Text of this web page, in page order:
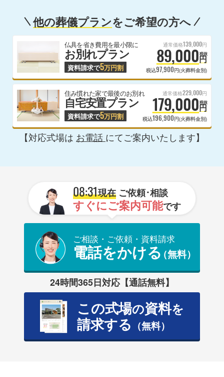
他の葬儀プランをご希望の方へ
仏具を省き費用を最小限に
お別れプラン
資料請求で5万円割
通常価格139,000円
89,000円
税抜
税込97,900円(火葬料金別)
住み慣れた家で最後のお別れ
自宅安置プラン
資料請求で5万円割
通常価格229,000円
179,000円
税抜
税込196,900円(火葬料金別)
【対応式場は お電話 にてご案内いたします】
08:31現在ご依頼･相談
すぐにご案内可能です
ご相談・ご依頼・資料請求
電話をかける（無料）
24時間365日対応【通話無料】
この式場の資料を
請求する （無料）